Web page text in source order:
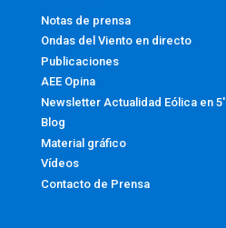
Notas de prensa
Ondas del Viento en directo
Publicaciones
AEE Opina
Newsletter Actualidad Eólica en 5′
Blog
Material gráfico
Vídeos
Contacto de Prensa